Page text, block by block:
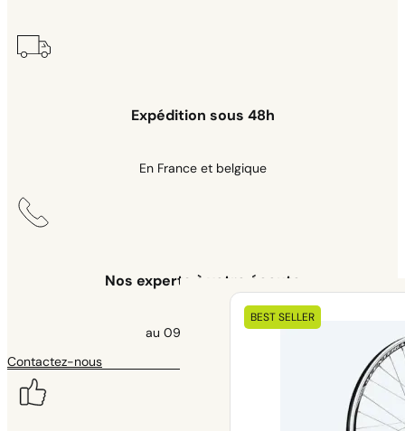
BEST SELLER
Expédition sous 48h
En France et belgique
Nos experts à votre écoute
au 09 70 70 43 00
Contactez-nous